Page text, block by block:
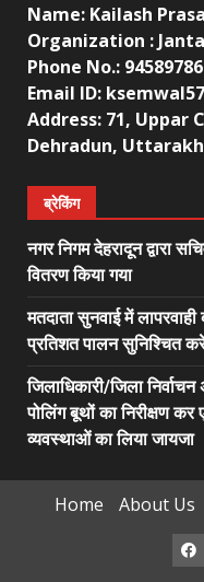
Name: Kailash
Organization :
Phone No.:
Email ID:
Address: 71, Uppar
Dehradun,
ब्रेकिंग
नगर निगम देहरादून द्वारा
वितरण किया गया
मतदाता सुनवाई में
प्रतिशत पालन सुनिश्चित
जिलाधिकारी/जिला
पोलिंग बूथों का निरीक्षण
व्यवस्थाओं का लिया जायजा
Home About Us